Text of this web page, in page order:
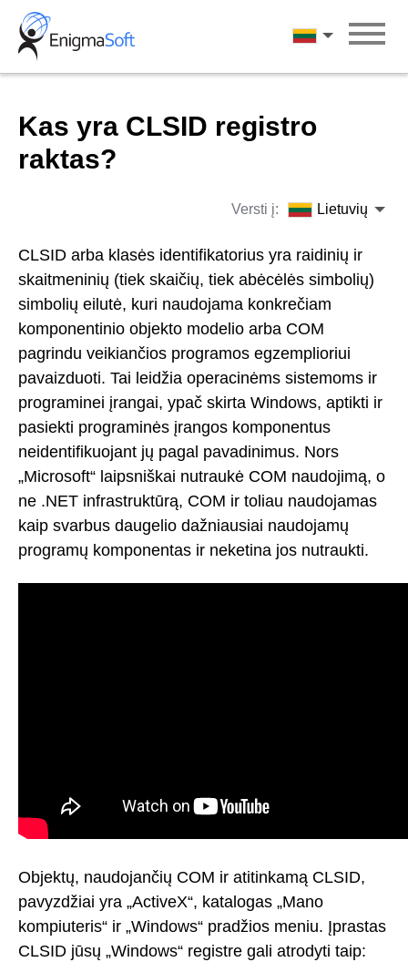
Skip
content
Lietuvių
Kas yra CLSID registro
raktas?
Versti į: Lietuvių
CLSID arba klasės identifikatorius yra raidinių ir
skaitmeninių (tiek skaičių, tiek abėcėlės simbolių)
simbolių eilutė, kuri naudojama konkrečiam
komponentinio objekto modelio arba COM
pagrindu veikiančios programos egzemplioriui
pavaizduoti. Tai leidžia operacinėms sistemoms ir
programinei įrangai, ypač skirta Windows, aptikti ir
pasiekti programinės įrangos komponentus
neidentifikuojant jų pagal pavadinimus. Nors
„Microsoft“ laipsniškai nutraukė COM naudojimą, o
ne .NET infrastruktūrą, COM ir toliau naudojamas
kaip svarbus daugelio dažniausiai naudojamų
programų komponentas ir neketina jos nutraukti.
Objektų, naudojančių COM ir atitinkamą CLSID,
pavyzdžiai yra „ActiveX“, katalogas „Mano
kompiuteris“ ir „Windows“ pradžios meniu. Įprastas
CLSID jūsų „Windows“ registre gali atrodyti taip: